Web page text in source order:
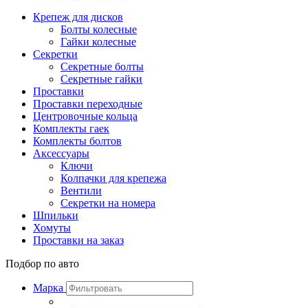
Крепеж для дисков
Болты колесные
Гайки колесные
Секретки
Секретные болты
Секретные гайки
Проставки
Проставки переходные
Центровочные кольца
Комплекты гаек
Комплекты болтов
Аксессуары
Ключи
Колпачки для крепежа
Вентили
Секретки на номера
Шпильки
Хомуты
Проставки на заказ
Подбор по авто
Марка